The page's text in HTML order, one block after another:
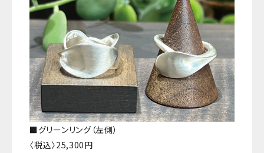
■グリーンリング（左側）
〈税込〉25,300円